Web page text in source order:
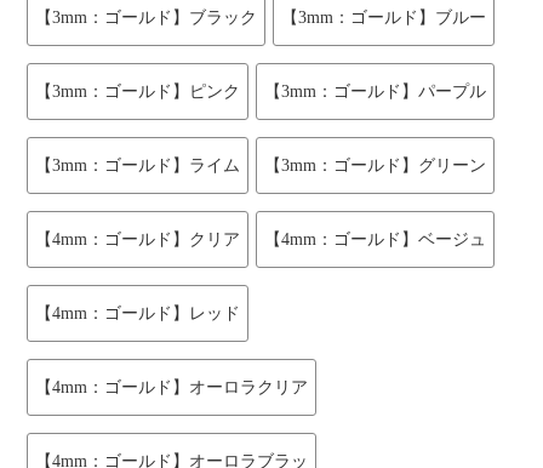
【3mm：ゴールド】ブラック 【3mm：ゴールド】ブルー
【3mm：ゴールド】ピンク 【3mm：ゴールド】パープル
【3mm：ゴールド】ライム 【3mm：ゴールド】グリーン
【4mm：ゴールド】クリア 【4mm：ゴールド】ベージュ
【4mm：ゴールド】レッド
【4mm：ゴールド】オーロラクリア
【4mm：ゴールド】オーロラブラッ